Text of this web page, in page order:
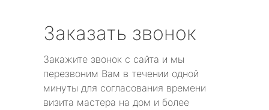
Заказать звонок
Закажите звонок с сайта и мы
перезвоним Вам в течении одной
минуты для согласования времени
визита мастера на дом и более